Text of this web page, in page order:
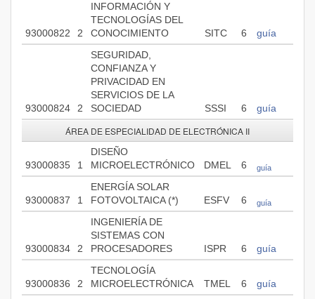
93000822 2
INFORMACIÓN Y
TECNOLOGÍAS DEL
CONOCIMIENTO
SITC 6 guía
93000824 2
SEGURIDAD,
CONFIANZA Y
PRIVACIDAD EN
SERVICIOS DE LA
SOCIEDAD
SSSI 6 guía
ÁREA DE ESPECIALIDAD DE ELECTRÓNICA II
93000835 1
DISEÑO
MICROELECTRÓNICO
DMEL 6 guía
93000837 1
ENERGÍA SOLAR
FOTOVOLTAICA (*)
ESFV 6 guía
93000834 2
INGENIERÍA DE
SISTEMAS CON
PROCESADORES
ISPR 6 guía
93000836 2
TECNOLOGÍA
MICROELECTRÓNICA
TMEL 6
guía